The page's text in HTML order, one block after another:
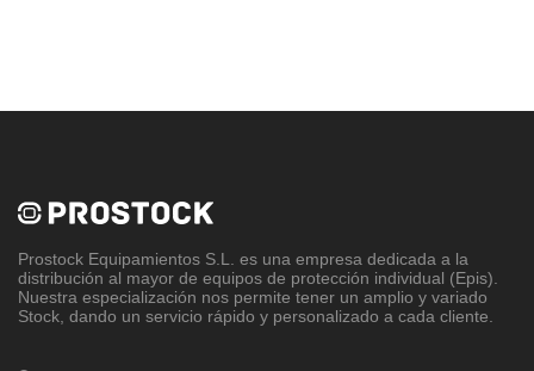
Prostock Equipamientos S.L. es una empresa dedicada a la
distribución al mayor de equipos de protección individual (Epis).
Nuestra especialización nos permite tener un amplio y variado
Stock, dando un servicio rápido y personalizado a cada cliente.